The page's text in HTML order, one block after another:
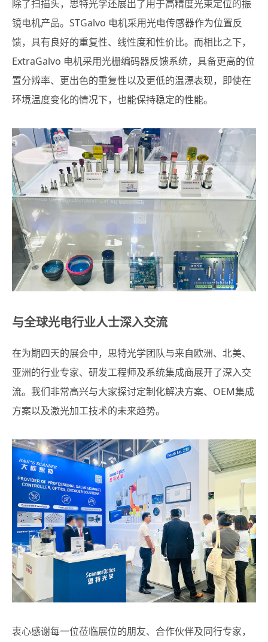
除了扫描头，思特光学还展出了用于高精度光束定位的振
镜电机产品。STGalvo 电机采用光电传感器作为位置反
馈，具有良好的重复性、线性度和性价比。而相比之下，
ExtraGalvo 电机采用光栅编码器反馈系统，具备更高的位
置分辨率、更出色的重复性以及更低的温漂表现，即使在
环境温度变化的情况下，也能保持稳定的性能。
与全球光电行业人士深入交流
在为期四天的展会中，思特光学团队与来自欧洲、北美、
亚洲的行业专家、研发工程师及系统集成商展开了深入交
流。我们非常高兴与大家探讨定制化解决方案、OEM集成
方案以及激光加工技术的未来趋势。
衷心感谢每一位莅临展位的朋友、合作伙伴及同行专家，